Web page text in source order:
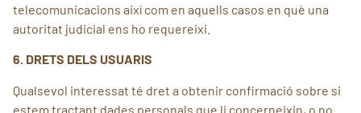
telecomunicacions així com en aquells casos en què una
autoritat judicial ens ho requereixi.
6. DRETS DELS USUARIS
Qualsevol interessat té dret a obtenir confirmació sobre si
estem tractant dades personals que li concerneixin, o no.